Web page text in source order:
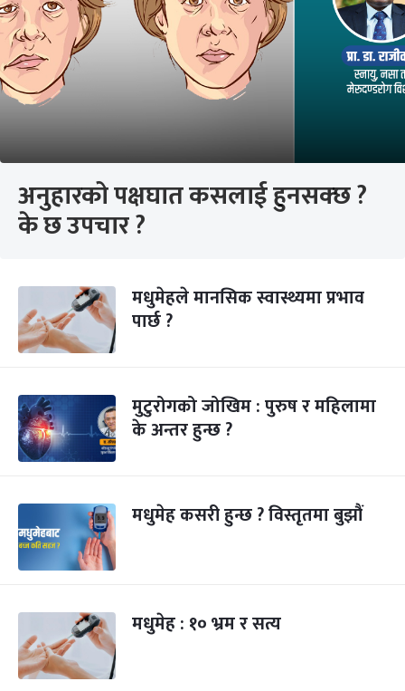
अनुहारको पक्षघात कसलाई हुनसक्छ ?
के छ उपचार ?
मधुमेहले मानसिक स्वास्थ्यमा प्रभाव
पार्छ ?
मुटुरोगको जोखिम : पुरुष र महिलामा
के अन्तर हुन्छ ?
मधुमेह कसरी हुन्छ ? विस्तृतमा बुझौं
मधुमेह : १० भ्रम र सत्य